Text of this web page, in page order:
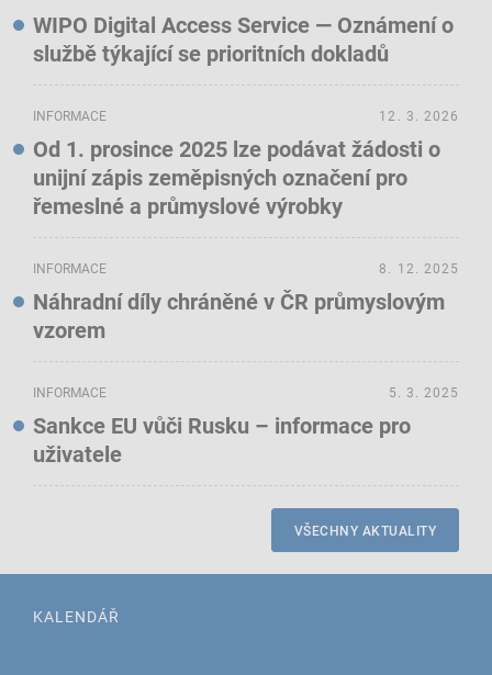
WIPO Digital Access Service — Oznámení o
službě týkající se prioritních dokladů
INFORMACE
Od 1. prosince 2025 lze podávat žádosti o
unijní zápis zeměpisných označení pro
řemeslné a průmyslové výrobky
12. 3. 2026
INFORMACE
Náhradní díly chráněné v ČR průmyslovým
vzorem
8. 12. 2025
INFORMACE
Sankce EU vůči Rusku – informace pro
uživatele
5. 3. 2025
VŠECHNY AKTUALITY
KALENDÁŘ